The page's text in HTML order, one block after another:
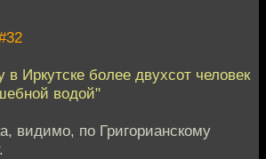
Иркутске более двухсот человек
водой"
видимо, по Григорианскому